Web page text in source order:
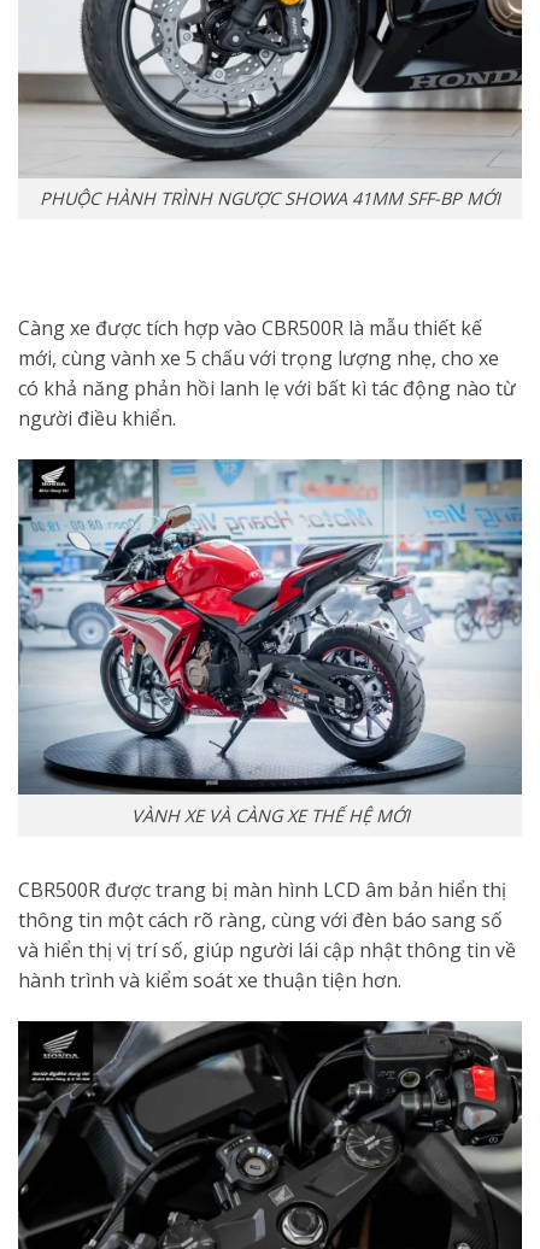
PHUỘC HÀNH TRÌNH NGƯỢC SHOWA 41MM SFF-BP MỚI
Càng xe được tích hợp vào CBR500R là mẫu thiết kế
mới, cùng vành xe 5 chấu với trọng lượng nhẹ, cho xe
có khả năng phản hồi lanh lẹ với bất kì tác động nào từ
người điều khiển.
VÀNH XE VÀ CÀNG XE THẾ HỆ MỚI
CBR500R được trang bị màn hình LCD âm bản hiển thị
thông tin một cách rõ ràng, cùng với đèn báo sang số
và hiển thị vị trí số, giúp người lái cập nhật thông tin về
hành trình và kiểm soát xe thuận tiện hơn.